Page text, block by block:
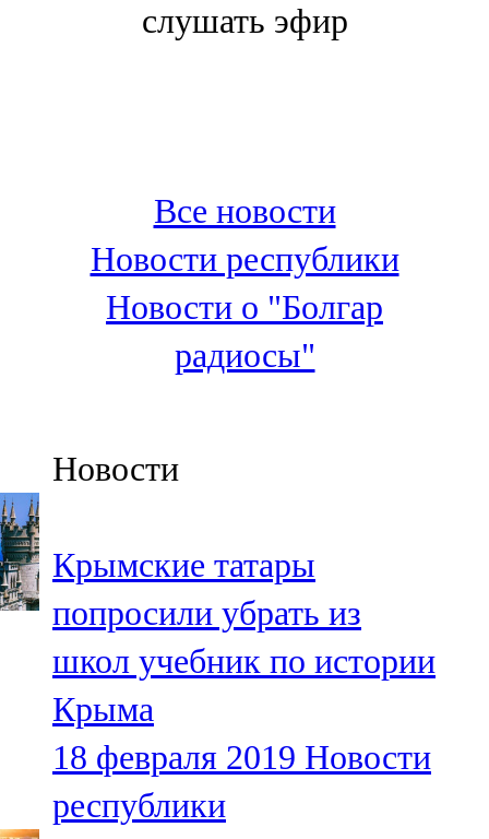
100,3 FM
Зәй
106,6 FM
Кадыбаш
105,2 FM
91,5 FM
106,1 FM
Кама тамагы
71,51 FM
Кукмара
107,9 FM
Лениногорский
слушать эфир
Все новости
Новости республики
Новости о "Болгар
радиосы"
Новости
Крымские татары
попросили убрать из
школ учебник по истории
Крыма
18 февраля 2019 Новости
республики